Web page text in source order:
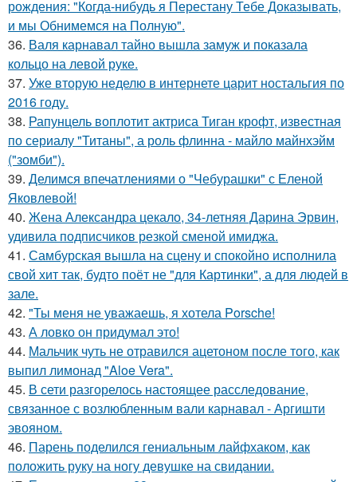
рождения: "Когда-нибудь я Перестану Тебе Доказывать,
и мы Обнимемся на Полную".
36. Валя карнавал тайно вышла замуж и показала
кольцо на левой руке.
37. Уже вторую неделю в интернете царит ностальгия по
2016 году.
38. Рапунцель воплотит актриса Тиган крофт, известная
по сериалу "Титаны", а роль флинна - майло майнхэйм
("зомби").
39. Делимся впечатлениями о "Чебурашки" с Еленой
Яковлевой!
40. Жена Александра цекало, 34-летняя Дарина Эрвин,
удивила подписчиков резкой сменой имиджа.
41. Самбурская вышла на сцену и спокойно исполнила
свой хит так, будто поёт не "для Картинки", а для людей в
зале.
42. "Ты меня не уважаешь, я хотела Porsche!
43. А ловко он придумал это!
44. Мальчик чуть не отравился ацетоном после того, как
выпил лимонад "Aloe Vera".
45. В сети разгорелось настоящее расследование,
связанное с возлюбленным вали карнавал - Аргишти
эвояном.
46. Парень поделился гениальным лайфхаком, как
положить руку на ногу девушке на свидании.